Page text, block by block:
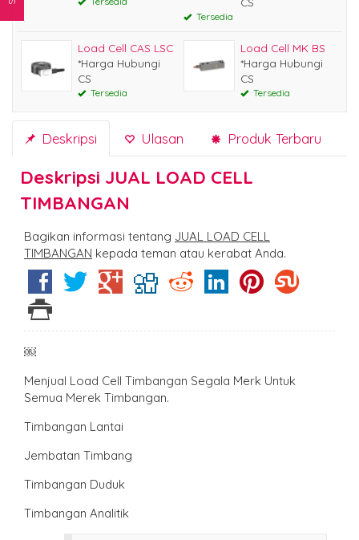
Tersedia
Load Cell CAS LSC
*Harga Hubungi
CS
Tersedia
Load Cell MK BS
*Harga Hubungi
CS
Tersedia
Deskripsi Ulasan Produk Terbaru
Deskripsi JUAL LOAD CELL
TIMBANGAN
Bagikan informasi tentang JUAL LOAD CELL
TIMBANGAN kepada teman atau kerabat Anda.
￼
Menjual Load Cell Timbangan Segala Merk Untuk
Semua Merek Timbangan.
Timbangan Lantai
Jembatan Timbang
Timbangan Duduk
Timbangan Analitik